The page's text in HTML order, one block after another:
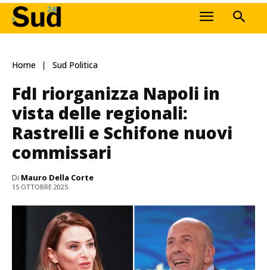
Home Sud Politica
FdI riorganizza Napoli in
vista delle regionali:
Rastrelli e Schifone nuovi
commissari
Di Mauro Della Corte
15 OTTOBRE 2025